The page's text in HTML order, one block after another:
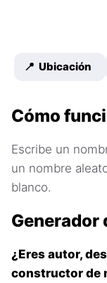
📍 Ubicación
Cómo
Escribe un
un nombre
blanco.
Generador
¿Eres autor,
constructor de